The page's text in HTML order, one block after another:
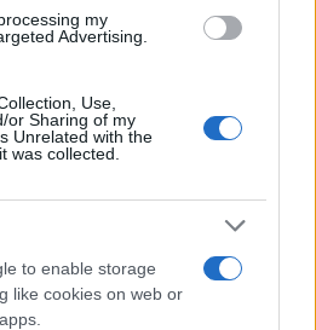
my
Advertising.
Use,
or Sharing of my
Unrelated with the
was collected.
to enable storage
like cookies on web or